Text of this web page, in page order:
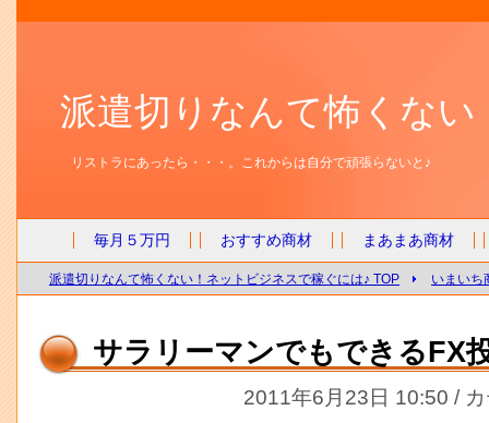
派遣切りなんて怖くな
リストラにあったら・・・。これからは自分で頑張らないと♪
毎月５万円 おすすめ商材 まあまあ商材
派遣切りなんて怖くない！ネットビジネスで稼ぐには♪ TOP いまいち
サラリーマンでもできるFX
2011年6月23日 10:50 /